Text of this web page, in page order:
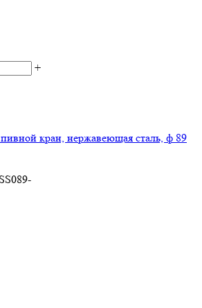
+
кран, нержавеющая сталь, ф 89